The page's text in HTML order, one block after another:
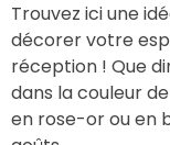
Trouvez ici une
décorer votre
réception ! Que
dans la couleur
en rose-or ou en